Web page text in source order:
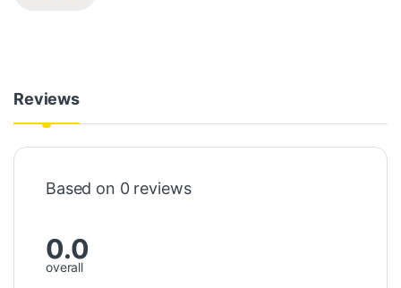
Reviews
Based on 0 reviews
0.0
overall